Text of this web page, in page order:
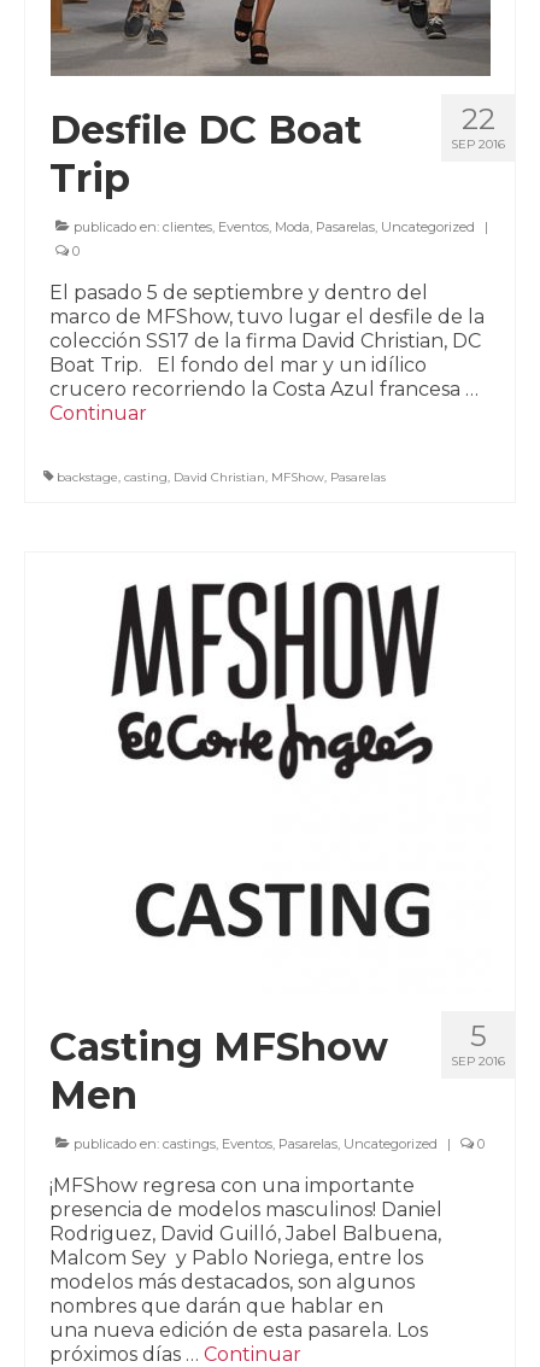
22
SEP 2016
Desfile DC Boat
Trip
publicado en: clientes, Eventos, Moda, Pasarelas, Uncategorized
|
0
El pasado 5 de septiembre y dentro del
marco de MFShow, tuvo lugar el desfile de la
colección SS17 de la firma David Christian, DC
Boat Trip. El fondo del mar y un idílico
crucero recorriendo la Costa Azul francesa …
Continuar
backstage, casting, David Christian, MFShow, Pasarelas
5
SEP 2016
Casting MFShow
Men
publicado en: castings, Eventos, Pasarelas, Uncategorized | 0
¡MFShow regresa con una importante
presencia de modelos masculinos! Daniel
Rodriguez, David Guilló, Jabel Balbuena,
Malcom Sey y Pablo Noriega, entre los
modelos más destacados, son algunos
nombres que darán que hablar en
una nueva edición de esta pasarela. Los
próximos días … Continuar